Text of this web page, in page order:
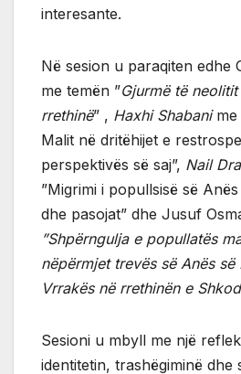
interesante.
Në sesion u paraqiten edhe
me temën ”Gjurmë të
rrethinë” , Haxhi Shabanime
Malit në dritëhijet e
perspektivës së saj”, Nail
”Migrimi i popullsisë së
dhe pasojat” dhe Jusuf
”Shpërngulja e popullatës
nëpërmjet trevës së Anës
Vrrakës në rrethinën e
Sesioni u mbyll me një
identitetin, trashëgiminë dhe